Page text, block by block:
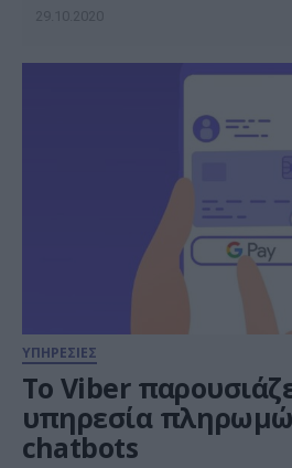
σε απολογισμό των
σύντομους χαιρετισμούς ο
Εφόρου Ταμείων
ΥΠΗΡΕΣΙΕΣ
To Viber
υπηρεσία
chatbots